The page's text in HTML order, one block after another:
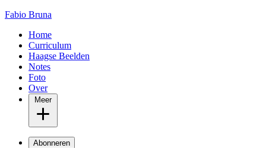
Fabio Bruna
Home
Curriculum
Haagse Beelden
Notes
Foto
Over
Meer
Abonneren